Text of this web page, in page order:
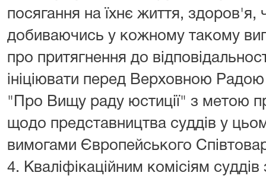
посягання на їхнє життя, здоров'я,
добиваючись у кожному такому
про притягнення до
ініціювати перед Верховною
"Про Вищу раду юстиції" з метою
щодо представництва суддів у
вимогами Європейського
4. Кваліфікаційним комісіям